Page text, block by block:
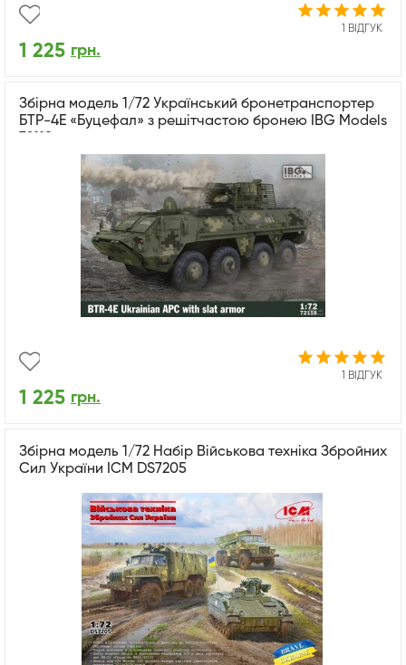
1 ВІДГУК
1 225 грн.
Збірна модель 1/72 Український бронетранспортер
БТР-4Е «Буцефал» з решітчастою бронею IBG Models
1 ВІДГУК
1 225 грн.
Збірна модель 1/72 Набір Військова техніка Збройних
Сил України ICM DS7205